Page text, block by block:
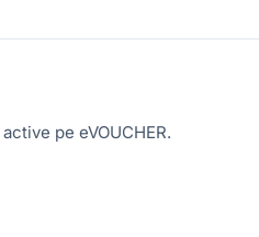
pe eVOUCHER.